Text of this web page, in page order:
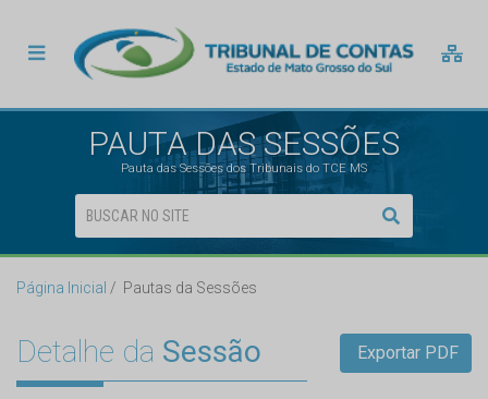
PAUTA DAS SESSÕES
Pauta das Sessões dos Tribunais do TCE MS
Página Inicial Pautas da Sessões
Detalhe da Sessão Exportar PDF